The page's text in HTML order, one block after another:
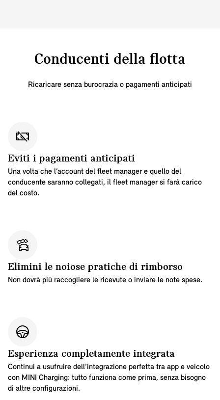
Conducenti della flotta
Ricaricare senza burocrazia o pagamenti anticipati
Eviti i pagamenti anticipati
Una volta che l’account del fleet manager e quello del
conducente saranno collegati, il fleet manager si farà carico
del costo.
Elimini le noiose pratiche di rimborso
Non dovrà più raccogliere le ricevute o inviare le note spese.
Esperienza completamente integrata
Continui a usufruire dell’integrazione perfetta tra app e veicolo
con MINI Charging: tutto funziona come prima, senza bisogno
di altre configurazioni.